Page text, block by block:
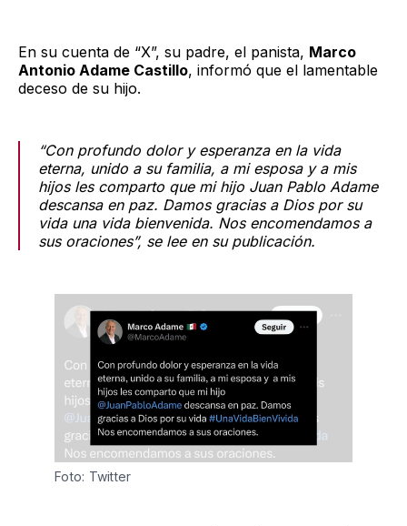
En su cuenta de “X”, su padre, el panista, Marco
Antonio Adame Castillo, informó que el lamentable
deceso de su hijo.
“Con profundo dolor y esperanza en la vida
eterna, unido a su familia, a mi esposa y a mis
hijos les comparto que mi hijo Juan Pablo Adame
descansa en paz. Damos gracias a Dios por su
vida una vida bienvenida. Nos encomendamos a
sus oraciones”, se lee en su publicación.
Foto: Twitter